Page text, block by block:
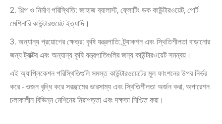
2. শিল্প ও নির্মাণ পরিস্থিতি: জাহাজ ব্যালাস্ট, ফ্লোটিং ডক কাউন্টারওয়েট, পোর্ট
মেশিনারি কাউন্টারওয়েট ইত্যাদি।
3. অন্যান্য প্রয়োগের ক্ষেত্র: কৃষি যন্ত্রপাতি: ট্র্যাকশন এবং স্থিতিশীলতা বাড়ানোর
জন্য ট্রাক্টর এবং অন্যান্য কৃষি যন্ত্রপাতিগুলির জন্য কাউন্টারওয়েট সমন্বয়।
এই অ্যাপ্লিকেশন পরিস্থিতিগুলি সমস্ত কাউন্টারওয়েটের মূল ফাংশনের উপর নির্ভর
করে - ওজন বৃদ্ধি করে সরঞ্জামের ভারসাম্য এবং স্থিতিশীলতা অর্জন করা, অপারেশন
চলাকালীন বিভিন্ন মেশিনের নিরাপত্তা এবং দক্ষতা নিশ্চিত করা।